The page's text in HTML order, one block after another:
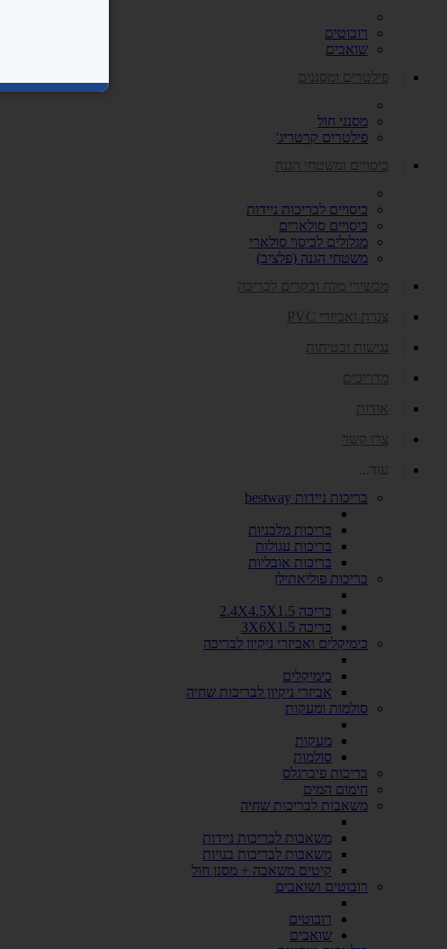
רובוטים
שואבים
פילטרים ומסננים
מסנני חול
פילטרים קרטריג'
כיסויים ומשטחי הגנה
כיסויים לבריכות ניידות
כיסויים סולארים
מגלולים לכיסוי סולארי
משטחי הגנה (פלציב)
מכשירי מלח ובקרים לבריכה
צנרת ואביזרי PVC
נגישות ובטיחות
מדריכים
אודות
צרו קשר
עוד...
בריכות ניידות bestway
בריכות מלבניות
בריכות עגולות
בריכות אובליות
בריכות פוליאתילן
בריכה 2.4X4.5X1.5
בריכה 3X6X1.5
כימיקלים ואביזרי ניקיון לבריכה
כימיקלים
אביזרי ניקיון לבריכות שחיה
סולמות ומעקות
מעקות
סולמות
בריכות פיברגלס
חימום המים
משאבות לבריכות שחיה
משאבות לבריכות ניידות
משאבות לבריכות בנויות
קיטים משאבה + מסנן חול
רובוטים ושואבים
רובוטים
שואבים